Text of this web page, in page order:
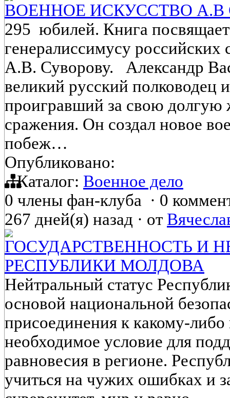
ВОЕННОЕ ИСКУССТВО А.В
295 юбилей. Книга
генералиссимусу
А.В. Суворову. Александр
великий русский полководец
проигравший за свою долгую
сражения. Он создал новое
побеж…
Опубликовано:
Каталог: Военное дело
0 члены фан-клуба · 0
267 дней(я) назад · от
ГОСУДАРСТВЕННОСТЬ И
РЕСПУБЛИКИ МОЛДОВА
Нейтральный статус
основой национальной
присоединения к какому-
необходимое условие для
равновесия в регионе.
учиться на чужих ошибках и